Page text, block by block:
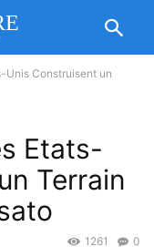
Unis Construisent un
Etats-
Terrain
0
1261